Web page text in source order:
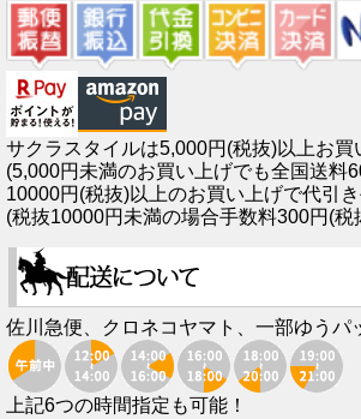
サクラスタイルは5,000円(税抜)以上お買
(5,000円未満のお買い上げでも全国送料
10000円(税抜)以上のお買い上げで代引き
(税抜10000円未満の場合手数料300円(税
佐川急便、クロネコヤマト、一部ゆうパ
上記6つの時間指定も可能！